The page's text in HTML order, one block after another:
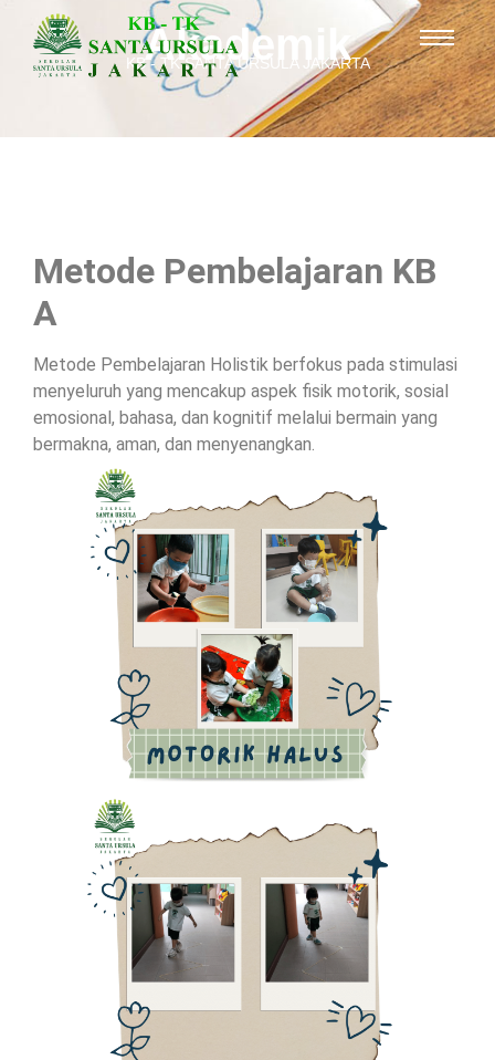
Akademik
KB - TK SANTA URSULA JAKARTA
Metode Pembelajaran KB
A
Metode Pembelajaran Holistik berfokus pada stimulasi
menyeluruh yang mencakup aspek fisik motorik, sosial
emosional, bahasa, dan kognitif melalui bermain yang
bermakna, aman, dan menyenangkan.